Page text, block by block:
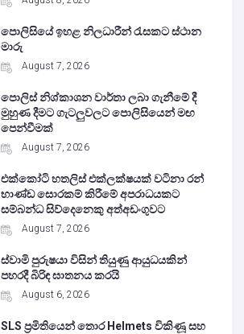
පොලිසියේ ඉහළ නිලධාරීන් රැසකට ස්ථාන
මාරු
August 7, 2026
පොලිස් නිශ්කාශන වාර්තා ලබා ගැනීමේ දී
මුහුණ දීමට ගැටලුවලට පොලිසියෙන් මඟ
පෙන්වීමක්
August 7, 2026
එක්කෝටි හතලිස් එක්ලක්ෂයක් වටිනා රන්
භාණ්ඩ සොරකම් කිරීමේ අපරාධයකට
සම්බන්ධ සිව්දෙනෙකු අත්අඩංගුවට
August 7, 2026
ස්වාමි පුරුෂයා විසින් තියුණු ආයුධයකින්
පහරදී බිරිඳ ඝාතනය කරයි
August 6, 2026
SLS ප්‍රමිතියෙන් තොර Helmets විකිණූ සහ